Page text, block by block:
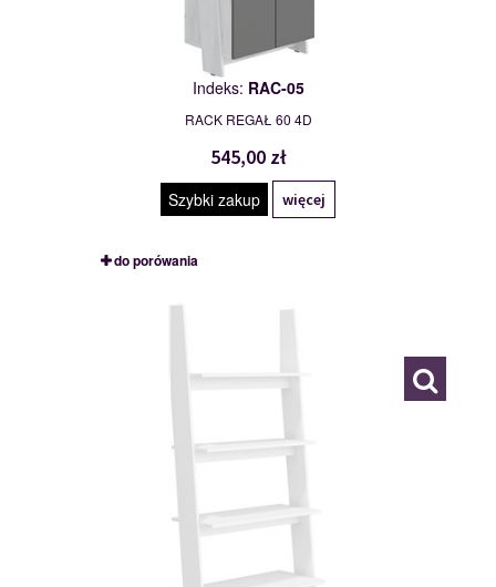
Indeks: RAC-05
RACK REGAŁ 60 4D
545,00 zł
Szybki zakup więcej
do porówania